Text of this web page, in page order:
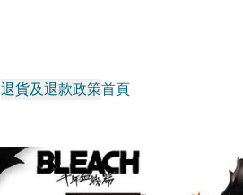
退貨及退款政策首頁